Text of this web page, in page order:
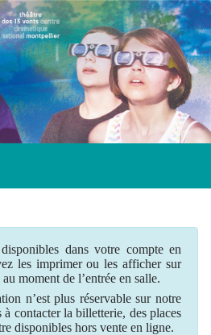
dans votre compte en
les imprimer ou les afficher sur
moment de l’entrée en salle.
n’est plus réservablesur notre
à contacter la billetterie, des places
disponibles hors vente en ligne.